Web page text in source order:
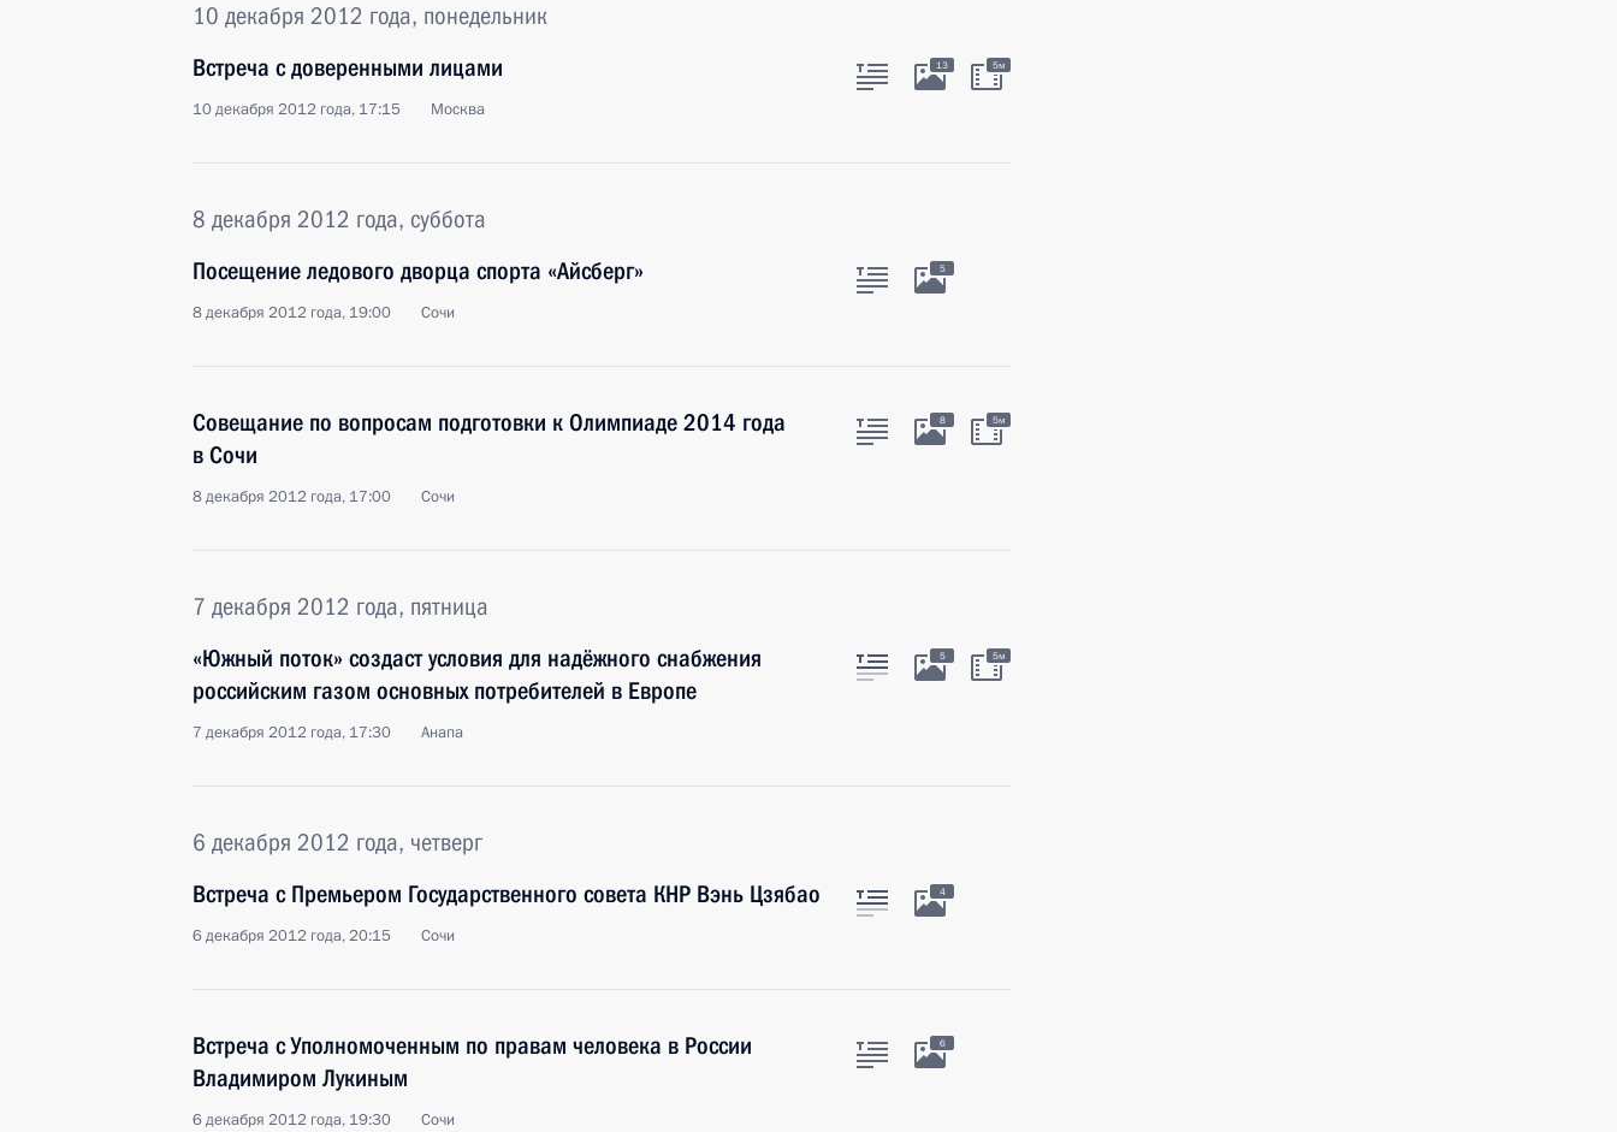
10 декабря 2012 года, понедельник
Встреча с доверенными лицами
10 декабря 2012 года, 17:15 Москва
13 5м
8 декабря 2012 года, суббота
Посещение ледового дворца спорта «Айсберг»
8 декабря 2012 года, 19:00 Сочи
5
Совещание по вопросам подготовки к Олимпиаде 2014 года
в Сочи
8 декабря 2012 года, 17:00 Сочи
8 5м
7 декабря 2012 года, пятница
«Южный поток» создаст условия для надёжного снабжения
российским газом основных потребителей в Европе
7 декабря 2012 года, 17:30 Анапа
5 5м
6 декабря 2012 года, четверг
Встреча с Премьером Государственного совета КНР Вэнь Цзябао
6 декабря 2012 года, 20:15 Сочи
4
Встреча с Уполномоченным по правам человека в России
Владимиром Лукиным
6 декабря 2012 года, 19:30 Сочи
6